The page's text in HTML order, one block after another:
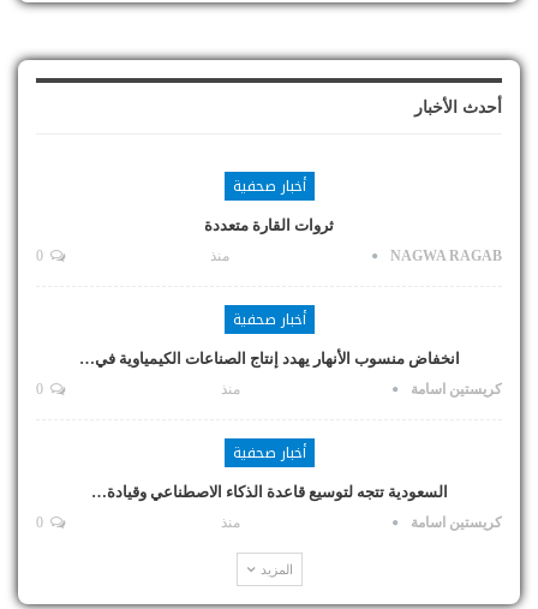
أحدث الأخبار
أخبار صحفية
ثروات القارة متعددة
NAGWA RAGAB منذ
أخبار صحفية
انخفاض منسوب الأنهار يهدد إنتاج الصناعات الكيمياوية في…
كريستين اسامة منذ
أخبار صحفية
السعودية تتجه لتوسيع قاعدة الذكاء الاصطناعي وقيادة…
كريستين اسامة منذ
المزيد